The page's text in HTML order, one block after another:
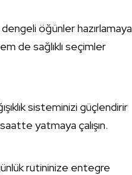
öğünler hazırlamaya
de sağlıklı seçimler
sisteminizi güçlendirir
yatmaya çalışın.
rutininize entegre